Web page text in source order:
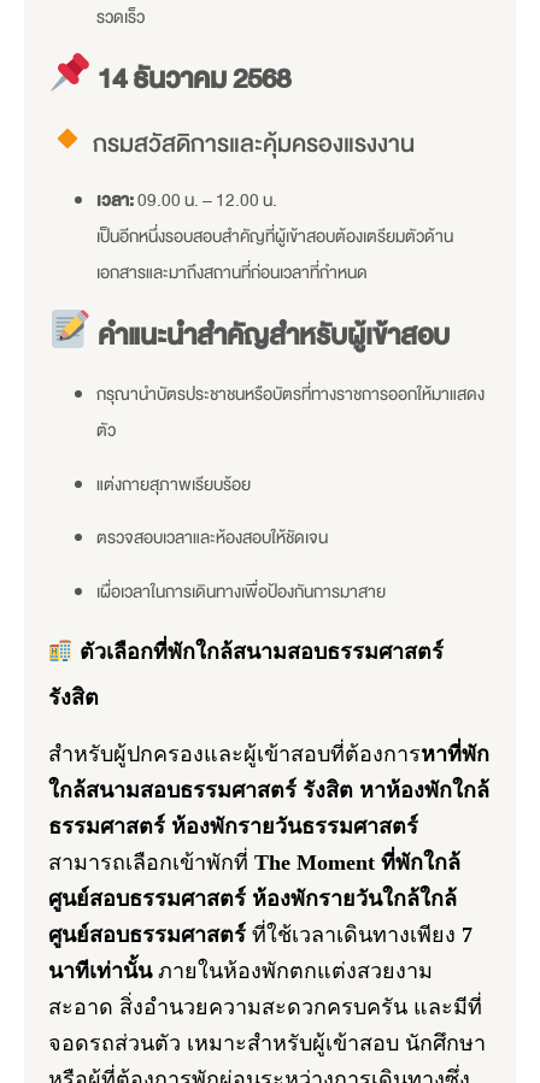
รวดเร็ว
14 ธันวาคม 2568
กรมสวัสดิการและคุ้มครองแรงงาน
เวลา:09.00 น. – 12.00 น.
เป็นอีกหนึ่งรอบสอบสำคัญที่ผู้เข้าสอบต้องเตรียมตัวด้าน
เอกสารและมาถึงสถานที่ก่อนเวลาที่กำหนด
คำแนะนำสำคัญสำหรับผู้เข้าสอบ
กรุณานำบัตรประชาชนหรือบัตรที่ทางราชการออกให้มาแสดง
ตัว
แต่งกายสุภาพเรียบร้อย
ตรวจสอบเวลาและห้องสอบให้ชัดเจน
เผื่อเวลาในการเดินทางเพื่อป้องกันการมาสาย
ตัวเลือกที่พักใกล้สนามสอบธรรมศาสตร์
รังสิต
สำหรับผู้ปกครองและผู้เข้าสอบที่ต้องการหาที่พัก
ใกล้สนามสอบธรรมศาสตร์ รังสิต หาห้องพักใกล้
ธรรมศาสตร์ ห้องพักรายวันธรรมศาสตร์
สามารถเลือกเข้าพักที่ The Moment ที่พักใกล้
ศูนย์สอบธรรมศาสตร์ ห้องพักรายวันใกล้ใกล้
ศูนย์สอบธรรมศาสตร์ ที่ใช้เวลาเดินทางเพียง 7
นาทีเท่านั้น ภายในห้องพักตกแต่งสวยงาม
สะอาด สิ่งอำนวยความสะดวกครบครัน และมีที่
จอดรถส่วนตัว เหมาะสำหรับผู้เข้าสอบ นักศึกษา